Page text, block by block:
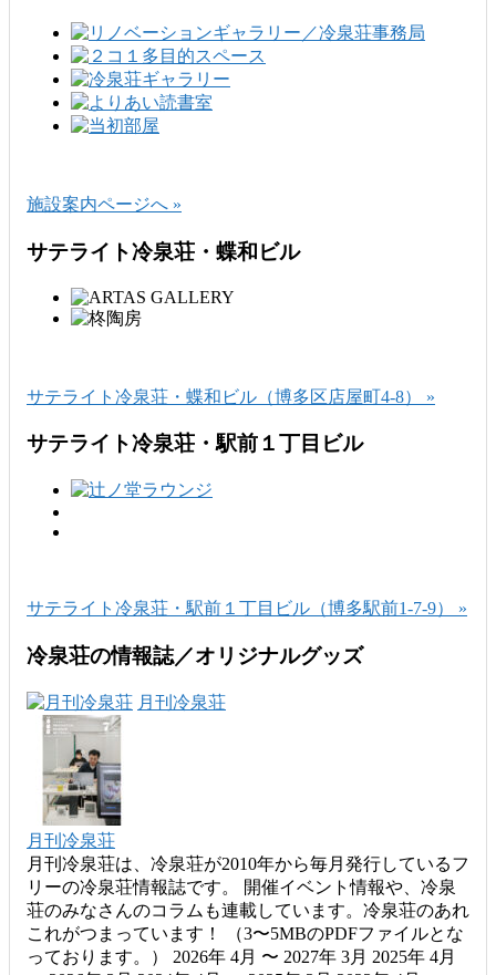
施設案内ページへ »
サテライト冷泉荘・蝶和ビル
サテライト冷泉荘・蝶和ビル（博多区店屋町4-8） »
サテライト冷泉荘・駅前１丁目ビル
サテライト冷泉荘・駅前１丁目ビル（博多駅前1-7-9） »
冷泉荘の情報誌／オリジナルグッズ
月刊冷泉荘
月刊冷泉荘
月刊冷泉荘は、冷泉荘が2010年から毎月発行しているフ
リーの冷泉荘情報誌です。 開催イベント情報や、冷泉
荘のみなさんのコラムも連載しています。冷泉荘のあれ
これがつまっています！ （3〜5MBのPDFファイルとな
っております。） 2026年 4月 〜 2027年 3月 2025年 4月